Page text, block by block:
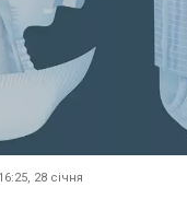
16:25, 28 січня